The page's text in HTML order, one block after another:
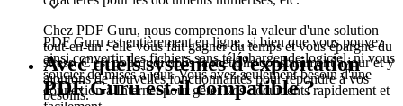
Chez PDF Guru, nous comprenons la valeur d'une solution
tout-en-un : elle vous fait gagner du temps et vous épargne du
stress. C'est pourquoi nous la mettons constamment à jour et y
ajoutons de nouvelles fonctionnalités pour répondre à vos
besoins.
PDF Guru est entièrement en ligne, si bien que vous pouvez
ainsi convertir des fichiers sans télécharger de logiciel, ni vous
soucier de mises à jour. Vous avez seulement besoin d'une
connexion à Internet pour gérer vos documents rapidement et
Avec quels systèmes d’exploitation
PDF Guru est-il compatible ?